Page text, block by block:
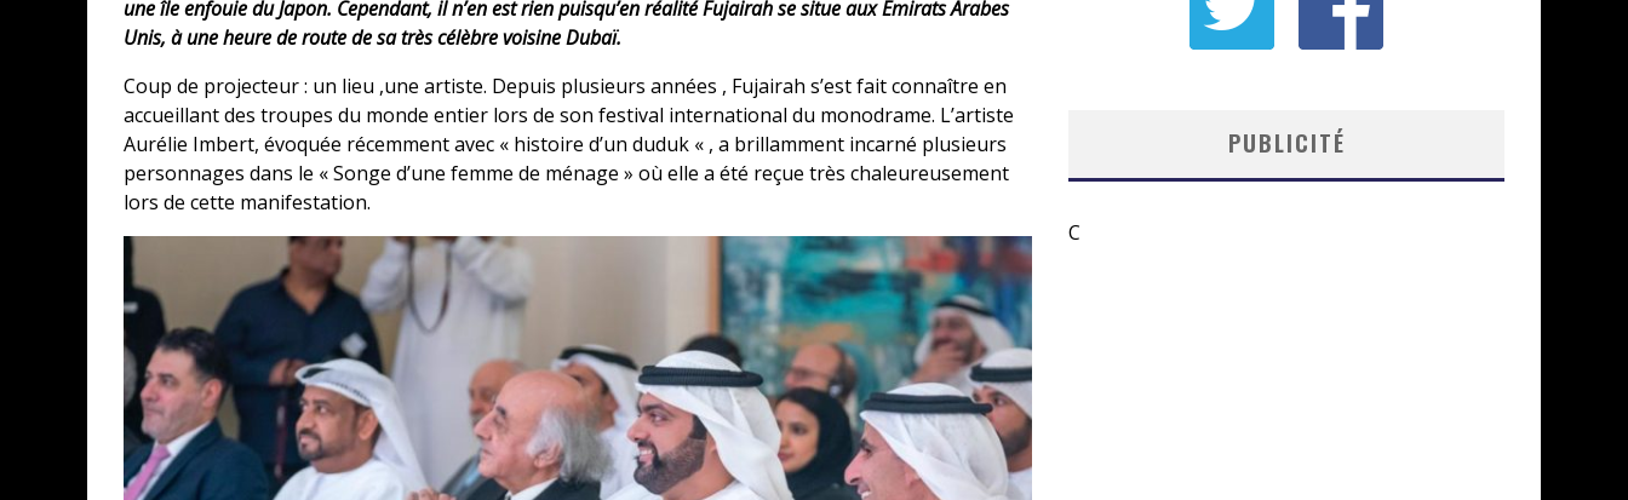
une île enfouie du Japon. Cependant, il n’en est rien puisqu’en réalité Fujairah se situe aux Émirats Arabes
Unis, à une heure de route de sa très célèbre voisine Dubaï.
Coup de projecteur : un lieu ,une artiste. Depuis plusieurs années , Fujairah s’est fait connaître en
accueillant des troupes du monde entier lors de son festival international du monodrame. L’artiste
Aurélie Imbert, évoquée récemment avec « histoire d’un duduk « , a brillamment incarné plusieurs
personnages dans le « Songe d’une femme de ménage » où elle a été reçue très chaleureusement
lors de cette manifestation.
PUBLICITÉ
C